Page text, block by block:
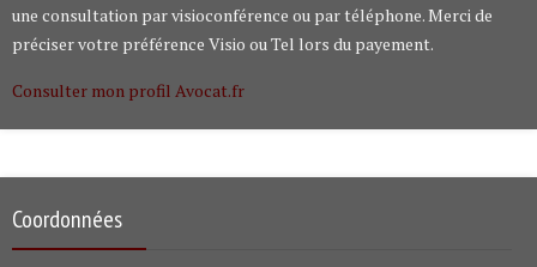
une consultation par visioconférence ou par téléphone. Merci de
préciser votre préférence Visio ou Tel lors du payement.
Consulter mon profil Avocat.fr
Coordonnées